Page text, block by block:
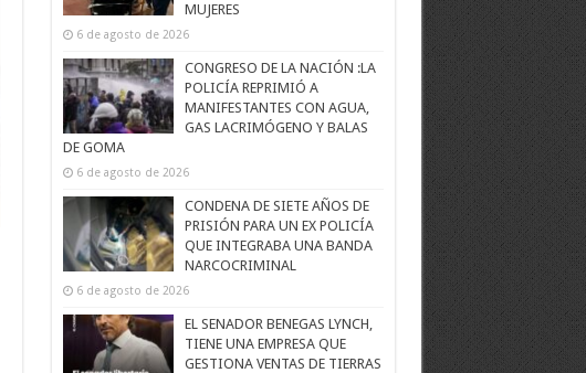
MUJERES
6 de agosto de 2026
CONGRESO DE LA NACIÓN :LA
POLICÍA REPRIMIÓ A
MANIFESTANTES CON AGUA,
GAS LACRIMÓGENO Y BALAS
DE GOMA
6 de agosto de 2026
CONDENA DE SIETE AÑOS DE
PRISIÓN PARA UN EX POLICÍA
QUE INTEGRABA UNA BANDA
NARCOCRIMINAL
6 de agosto de 2026
EL SENADOR BENEGAS LYNCH,
TIENE UNA EMPRESA QUE
GESTIONA VENTAS DE TIERRAS